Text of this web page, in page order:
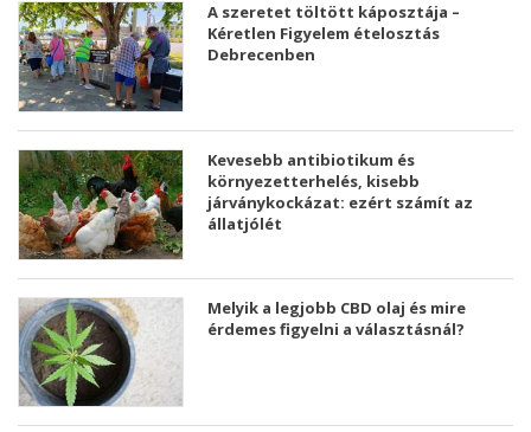
A szeretet töltött káposztája –
Kéretlen Figyelem ételosztás
Debrecenben
Kevesebb antibiotikum és
környezetterhelés, kisebb
járványkockázat: ezért számít az
állatjólét
Melyik a legjobb CBD olaj és mire
érdemes figyelni a választásnál?